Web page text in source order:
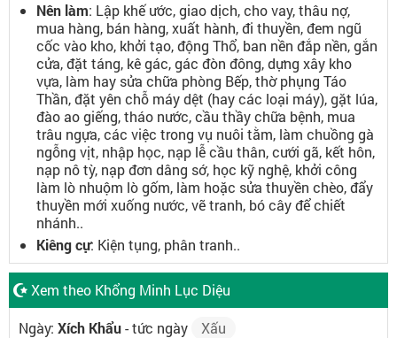
Nên làm: Lập khế ước, giao dịch, cho vay, thâu nợ,
mua hàng, bán hàng, xuất hành, đi thuyền, đem ngũ
cốc vào kho, khởi tạo, động Thổ, ban nền đắp nền, gắn
cửa, đặt táng, kê gác, gác đòn đông, dựng xây kho
vựa, làm hay sửa chữa phòng Bếp, thờ phụng Táo
Thần, đặt yên chỗ máy dệt (hay các loại máy), gặt lúa,
đào ao giếng, tháo nước, cầu thầy chữa bệnh, mua
trâu ngựa, các việc trong vụ nuôi tằm, làm chuồng gà
ngỗng vịt, nhập học, nạp lễ cầu thân, cưới gã, kết hôn,
nạp nô tỳ, nạp đơn dâng sớ, học kỹ nghệ, khởi công
làm lò nhuộm lò gốm, làm hoặc sửa thuyền chèo, đẩy
thuyền mới xuống nước, vẽ tranh, bó cây để chiết
nhánh..
Kiêng cự: Kiện tụng, phân tranh..
Xem theo Khổng Minh Lục Diệu
Ngày: Xích Khẩu- tức ngày
Xấu